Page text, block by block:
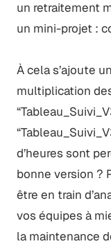
un retraitement
un mini-projet :
À cela s’ajoute
multiplication
d’heures sont
bonne version ?
être en train
vos équipes à
la maintenance